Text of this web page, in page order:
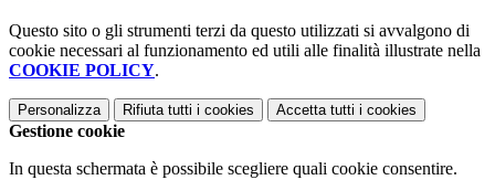
Questo sito o gli strumenti terzi da questo utilizzati si avvalgono di
cookie necessari al funzionamento ed utili alle finalità illustrate nella
COOKIE POLICY.
Personalizza Rifiuta tutti i cookies Accetta tutti i cookies
Gestione cookie
In questa schermata è possibile scegliere quali cookie consentire.